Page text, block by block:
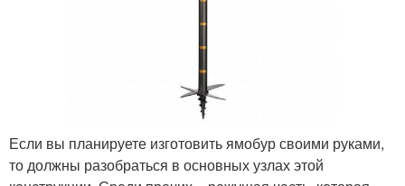
Если вы планируете изготовить ямобур своими руками,
то должны разобраться в основных узлах этой